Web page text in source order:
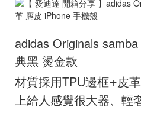
adidas Originals
典黑 燙金款
材質採用TPU邊框+皮
上給人感覺很大器、輕